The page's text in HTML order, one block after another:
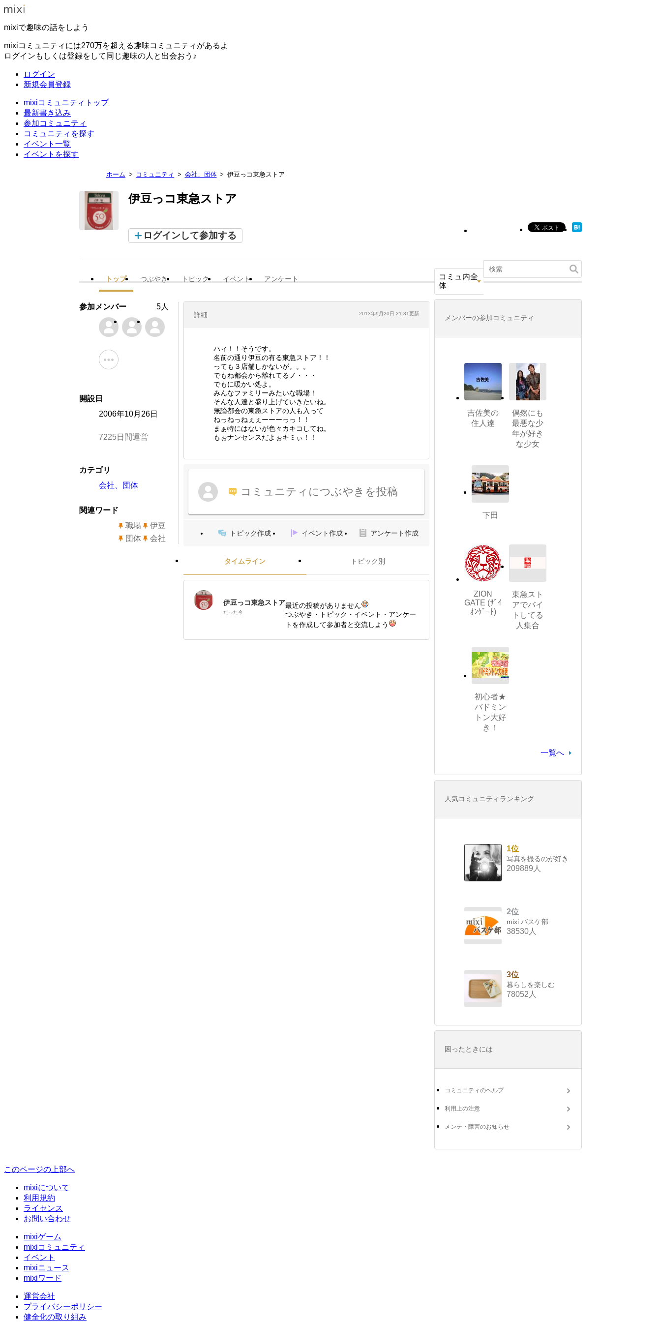
mixiで趣味の話をしよう
mixiコミュニティには270万を超える趣味コミュニティがあるよ
ログインもしくは登録をして同じ趣味の人と出会おう♪
ログイン
新規会員登録
mixiコミュニティトップ
最新書き込み
参加コミュニティ
コミュニティを探す
イベント一覧
イベントを探す
ホーム コミュニティ 会社、団体 伊豆っコ東急ストア
伊豆っコ東急ストア
ログインして参加する
トップ つぶやき トピック イベント アンケート
コミュ内全
体
詳細 2013年9月20日 21:31更新
ハィ！！そうです。
名前の通り伊豆の有る東急ストア！！
っても３店舗しかないが。。。
でもね都会から離れてるノ・・・
でもに暖かい処よ。
みんなファミリーみたいな職場！
そんな人達と盛り上げていきたいね。
無論都会の東急ストアの人も入って
ねっねっねぇぇーーーっっ！！
まぁ特にはないが色々カキコしてね。
もぉナンセンスだよぉキミぃ！！
コミュニティにつぶやきを投稿
トピック作成 イベント作成 アンケート作成
タイムライン トピック別
伊豆っコ東急ストア
たった今
最近の投稿がありません
つぶやき・トピック・イベント・アンケー
トを作成して参加者と交流しよう
参加メンバー 5人
開設日
2006年10月26日
7225日間運営
カテゴリ
会社、団体
関連ワード
職場
伊豆
団体
会社
メンバーの参加コミュニティ
吉佐美の
住人達
偶然にも
最悪な少
年が好き
な少女
下田
ZION
GATE (ｻﾞｲ
ｵﾝｹﾞｰﾄ)
東急スト
アでバイ
トしてる
人集合
初心者★
バドミン
トン大好
き！
一覧へ
人気コミュニティランキング
1位
写真を撮るのが好き
209889人
2位
mixi バスケ部
38530人
3位
暮らしを楽しむ
78052人
困ったときには
コミュニティのヘルプ
利用上の注意
メンテ・障害のお知らせ
このページの上部へ
mixiについて
利用規約
ライセンス
お問い合わせ
mixiゲーム
mixiコミュニティ
イベント
mixiニュース
mixiワード
運営会社
プライバシーポリシー
健全化の取り組み